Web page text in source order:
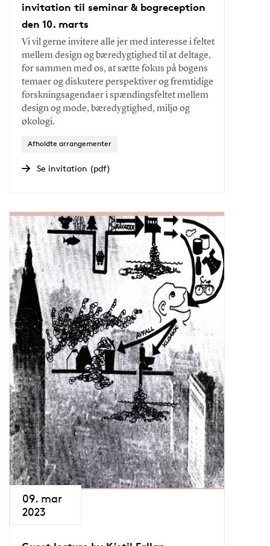
invitation til seminar & bogreception
den 10. marts
Vi vil gerne invitere alle jer med interesse i feltet
mellem design og bæredygtighed til at deltage,
for sammen med os, at sætte fokus på bogens
temaer og diskutere perspektiver og fremtidige
forskningsagendaer i spændingsfeltet mellem
design og mode, bæredygtighed, miljø og
økologi.
Afholdte arrangementer
Se invitation (pdf)
09. mar
2023